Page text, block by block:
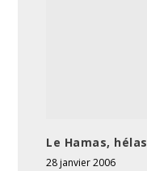
Le Hamas, hélas
28 janvier 2006